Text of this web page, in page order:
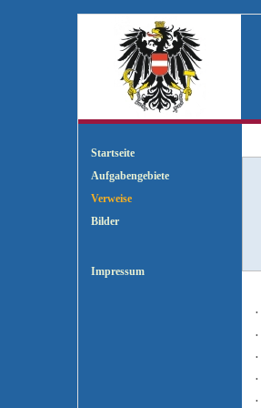
Startseite
Aufgabengebiete
Verweise
Bilder
Impressum
.
.
.
.
.